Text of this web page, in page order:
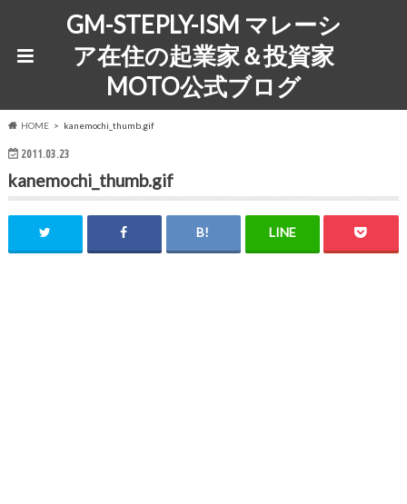
GM-STEPLY-ISM マレーシ
ア在住の起業家＆投資家
MOTO公式ブログ
HOME kanemochi_thumb.gif
2011.03.23
kanemochi_thumb.gif